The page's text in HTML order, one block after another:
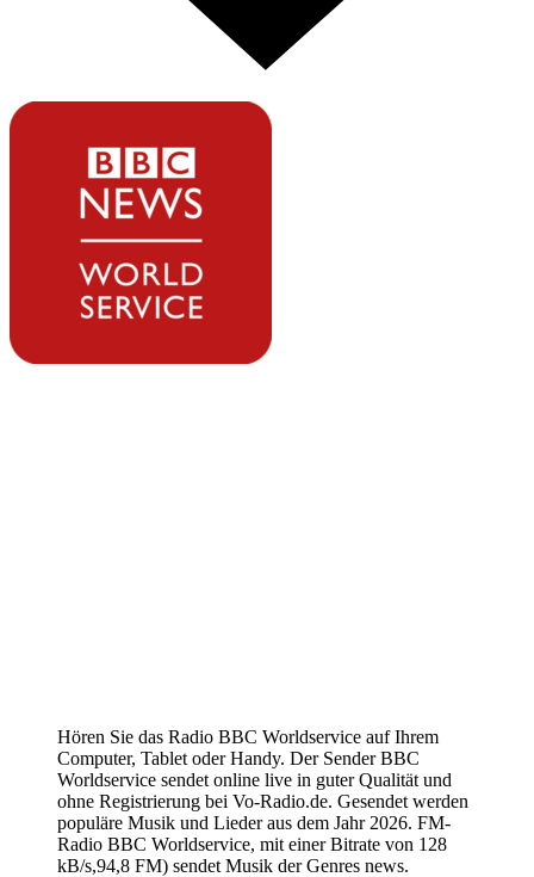
Hören Sie das Radio BBC Worldservice auf Ihrem
Computer, Tablet oder Handy. Der Sender BBC
Worldservice sendet online live in guter Qualität und
ohne Registrierung bei Vo-Radio.de. Gesendet werden
populäre Musik und Lieder aus dem Jahr 2026. FM-
Radio BBC Worldservice, mit einer Bitrate von 128
kB/s,94,8 FM) sendet Musik der Genres news.